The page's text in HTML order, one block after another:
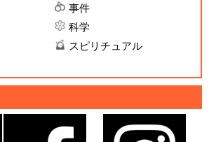
事件
科学
スピリチュアル